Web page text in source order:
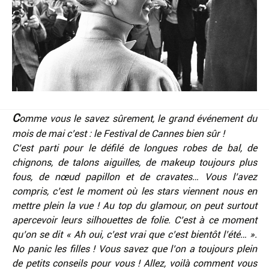
Comme vous le savez sûrement, le grand événement du
mois de mai c’est : le Festival de Cannes bien sûr !
C’est parti pour le défilé de longues robes de bal, de
chignons, de talons aiguilles, de makeup toujours plus
fous, de nœud papillon et de cravates… Vous l’avez
compris, c’est le moment où les stars viennent nous en
mettre plein la vue ! Au top du glamour, on peut surtout
apercevoir leurs silhouettes de folie. C’est à ce moment
qu’on se dit « Ah oui, c’est vrai que c’est bientôt l’été… ».
No panic les filles ! Vous savez que l’on a toujours plein
de petits conseils pour vous ! Allez, voilà comment vous